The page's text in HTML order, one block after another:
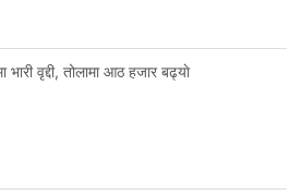
भारी वृद्दी, तोलामा आठ हजार बढ्याे